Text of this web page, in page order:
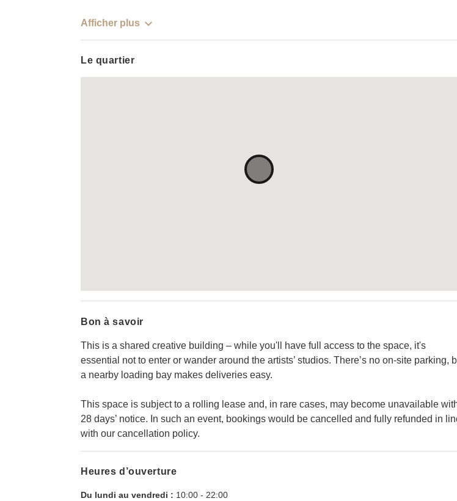
Afficher plus
Le quartier
Bon à savoir
This is a shared creative building – while you'll have full access to the space, it's
essential not to enter or wander around the artists’ studios. There’s no on-site parking,
a nearby loading bay makes deliveries easy.
This space is subject to a rolling lease and, in rare cases, may become unavailable
28 days’ notice. In such an event, bookings would be cancelled and fully refunded in
with our cancellation policy.
Heures d’ouverture
Du lundi au vendredi : 10:00 - 22:00